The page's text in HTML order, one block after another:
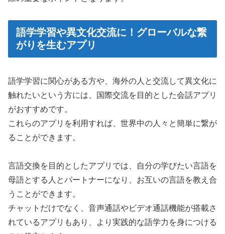
語学学習や異文化交流に！グローバルな繋
がりを生むアプリ
語学学習に関心がある方や、海外の人と交流して異文化に
触れたいという方には、国際交流を目的とした会話アプリ
がおすすめです。
これらのアプリを利用すれば、世界中の人々と簡単に繋が
ることができます。
言語交換を目的としたアプリでは、自分の学びたい言語を
母語とする人とパートナーになり、お互いの言語を教え合
うことができます。
チャットだけでなく、音声通話やビデオ通話機能が搭載さ
れているアプリもあり、より実践的な語学力を身につける